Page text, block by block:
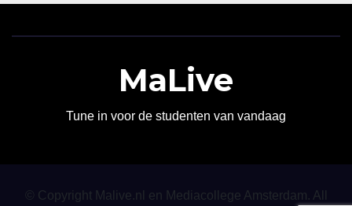
MaLive
Tune in voor de studenten van vandaag
© Copyright Malive.nl en Mediacollege Amsterdam. All